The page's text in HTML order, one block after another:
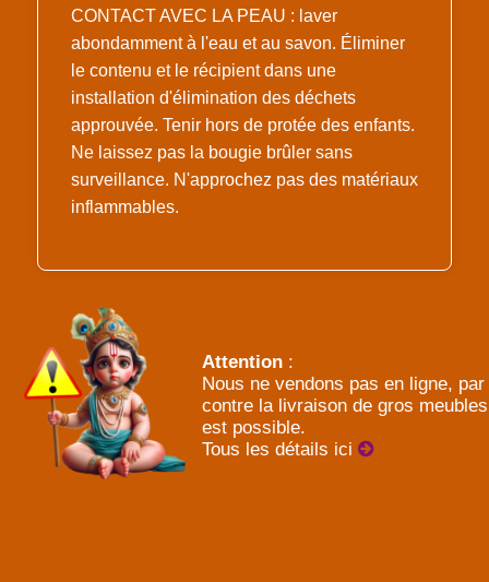
CONTACT AVEC LA PEAU : laver
abondamment à l'eau et au savon. Éliminer
le contenu et le récipient dans une
installation d'élimination des déchets
approuvée. Tenir hors de protée des enfants.
Ne laissez pas la bougie brûler sans
surveillance. N'approchez pas des matériaux
inflammables.
Attention :
Nous ne vendons pas en ligne, par
contre la livraison de gros meubles
est possible.
Tous les détails ici